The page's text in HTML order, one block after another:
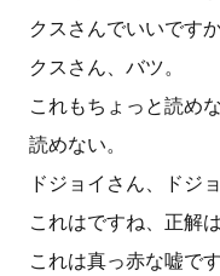
クスさんでいいです
クスさん、バツ。
これもちょっと読めな
読めない。
ドジョイさん、ドジ
これはですね、正解
これは真っ赤な嘘です